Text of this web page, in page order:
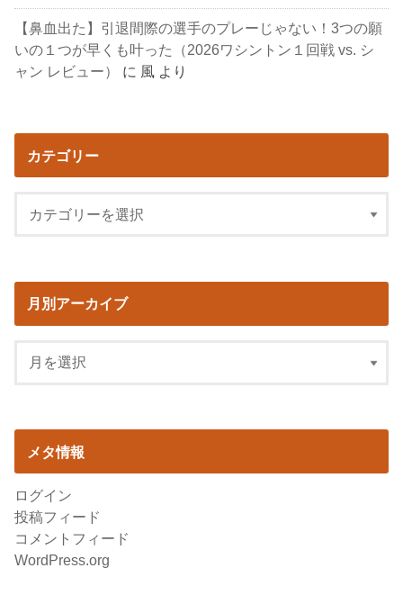
【鼻血出た】引退間際の選手のプレーじゃない！3つの願
いの１つが早くも叶った（2026ワシントン１回戦 vs. シ
ャン レビュー）
に 風 より
カテゴリー
月別アーカイブ
メタ情報
ログイン
投稿フィード
コメントフィード
WordPress.org